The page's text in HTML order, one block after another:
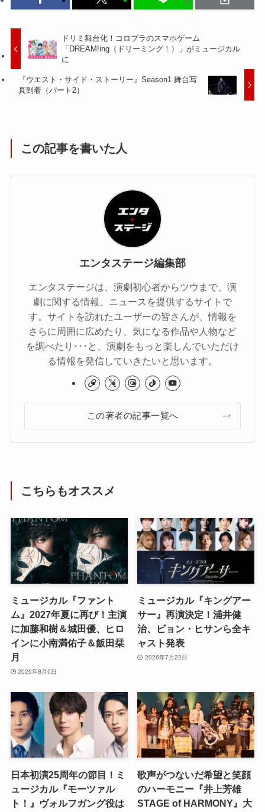
ドリミ舞台化！コロプラのスマホゲーム
「DREAM!ing（ドリーミング！）」がミュージカル
に
『ウエスト・サイド・ストーリー』Season1 舞台写
真到着（パート2）
この記事を書いた人
エンタステージ編集部
エンタステージは、演劇初心者からツウまで、演
劇に関する情報、ニュースを提供するサイトで
す。サイトを訪れたユーザーの皆さんが、情報を
さらに周囲に広めたり、気になる作品や人物など
を調べたり･･･と、演劇をもっと楽しんでいただけ
る情報を発信していきたいと思います。
この著者の記事一覧へ
こちらもオススメ
ミュージカル『ファント
ム』2027年夏に再び！主演
に加藤和樹＆城田優、ヒロ
インに小南満佑子＆飯田栞
月
2026年8月6日
ミュージカル『キングアー
サー』再演決定！浦井健
治、ビョン・ヒサンら全キ
ャスト発表
2026年7月22日
日本初演25周年の節目！ミ
ュージカル『モーツァル
ト！』ヴォルフガング役は
歌声がつないだ希望と笑顔
のハーモニー『井上芳雄
STAGE of HARMONY』大